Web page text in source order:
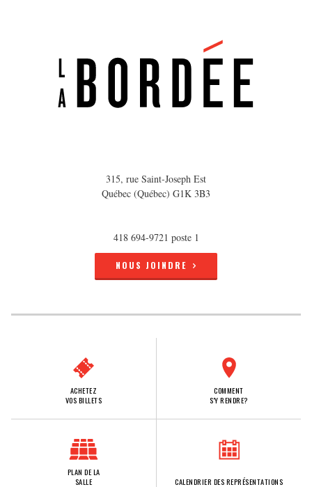
315, rue Saint-Joseph Est
Québec (Québec) G1K 3B3
418 694-9721 poste 1
NOUS JOINDRE
ACHETEZ
VOS BILLETS
COMMENT
S'Y RENDRE?
PLAN DE LA
SALLE
CALENDRIER DES REPRÉSENTATIONS